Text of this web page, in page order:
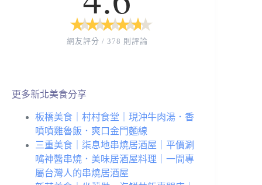
★
★ ★
★ ★
★ ★
★ ★
★
網友評分 / 378 則評論
更多新北美食分享
板橋美食｜村村食堂｜現沖牛肉湯．香
噴噴雞魯飯．爽口金門麵線
三重美食｜柒息地串燒居酒屋｜平價涮
嘴神醬串燒．美味居酒屋料理｜一間專
屬台灣人的串燒居酒屋